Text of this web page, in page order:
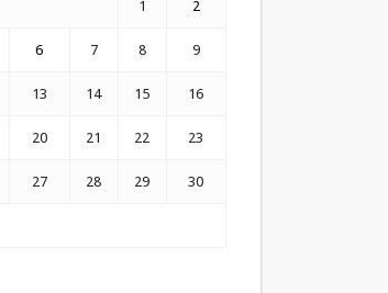
1 2
6 7 8 9
13 14 15 16
20 21 22 23
27 28 29 30